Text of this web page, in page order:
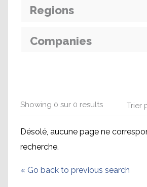
Showing 0 sur 0 results Trier
Désolé, aucune page ne
recherche.
« Go back to previous search
Regions
Companies